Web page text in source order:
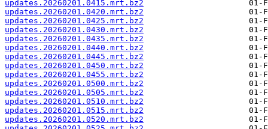
updates.20260201.0415.mrt.bz2
updates.20260201.0420.mrt.bz2
updates.20260201.0425.mrt.bz2
updates.20260201.0430.mrt.bz2
updates.20260201.0435.mrt.bz2
updates.20260201.0440.mrt.bz2
updates.20260201.0445.mrt.bz2
updates.20260201.0450.mrt.bz2
updates.20260201.0455.mrt.bz2
updates.20260201.0500.mrt.bz2
updates.20260201.0505.mrt.bz2
updates.20260201.0510.mrt.bz2
updates.20260201.0515.mrt.bz2
updates.20260201.0520.mrt.bz2